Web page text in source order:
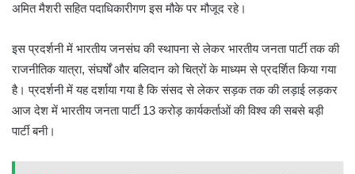
अमित मैशरी सहित पदाधिकारीगण इस मौके पर मौजूद रहे।
इस प्रदर्शनी में भारतीय जनसंघ की स्थापना से लेकर भारतीय जनता पार्टी तक की
राजनीतिक यात्रा, संघर्षों और बलिदान को चित्रों के माध्यम से प्रदर्शित किया गया
है। प्रदर्शनी में यह दर्शाया गया है कि संसद से लेकर सड़क तक की लड़ाई लड़कर
आज देश में भारतीय जनता पार्टी 13 करोड़ कार्यकर्ताओं की विश्व की सबसे बड़ी
पार्टी बनी।